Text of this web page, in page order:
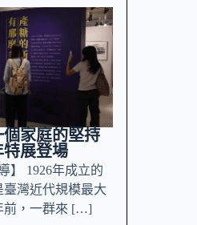
個家庭的堅持
展登場
】 1926年成立的
臺灣近代規模最大
前，一群來 […]